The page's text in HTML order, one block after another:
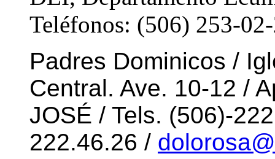
Teléfonos: (506) 253-
Padres Dominicos /
Central. Ave. 10-12 /
JOSÉ / Tels. (506)-
222.46.26 /